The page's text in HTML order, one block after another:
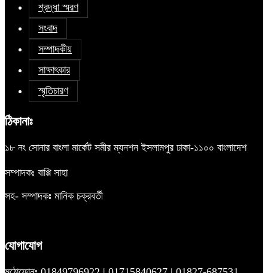
শ্রদ্ধা স্মরণ
সংবাদ
সম্পাদকীয়
সাক্ষাৎকার
স্মৃতিচারণ
ঠিকানাঃ
১৮ নং সোনার বাংলা মার্কেট সমীর ম্যনশন ইসলামপুর ঢাকা-১১০০ বাংলাদেশ
সম্পাদকঃ বাপ্পি সাহা
সহ- সম্পাদকঃ মানিক চক্রবর্তী
যোগাযোগ